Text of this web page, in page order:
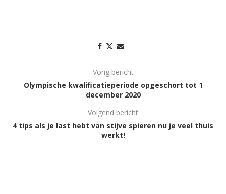
Vorig bericht
Olympische kwalificatieperiode opgeschort tot 1
december 2020
Volgend bericht
4 tips als je last hebt van stijve spieren nu je veel thuis
werkt!